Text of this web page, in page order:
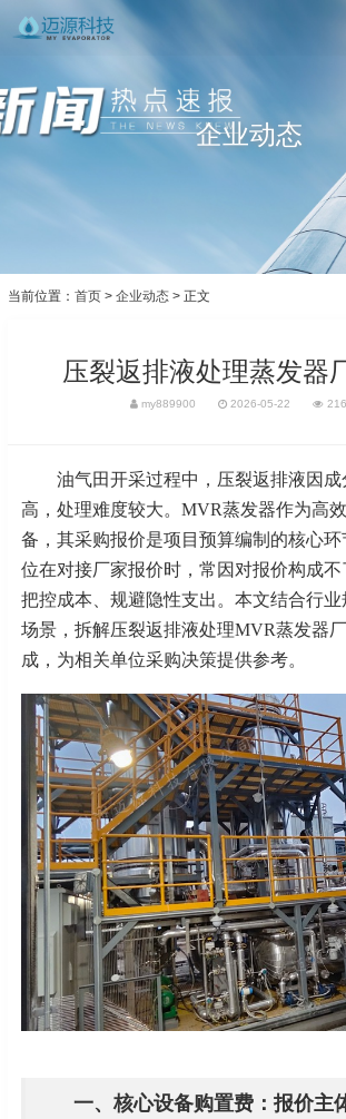
企业动态
当前位置： 首页 > 企业动态 > 正文
压裂返排液处理蒸发器
my889900 2026-05-22 216
油气田开采过程中，压裂返排液因
高，处理难度较大。 MVR蒸发器作为高
备，其采购报价是项目预算编制的核心
位在对接厂家报价时，常因对报价构成
把控成本、规避隐性支出。本文结合行
场景，拆解压裂返排液处理MVR蒸发器
成，为相关单位采购决策提供参考。
一、核心设备购置费：报价主